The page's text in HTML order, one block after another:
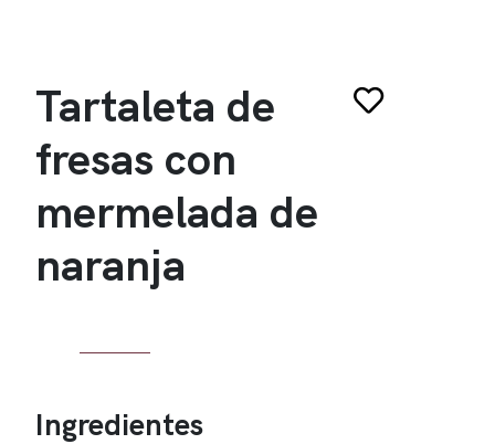
Tartaleta de
fresas con
mermelada de
naranja
Ingredientes